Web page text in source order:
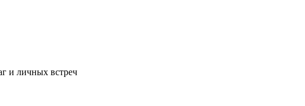
и личных встреч